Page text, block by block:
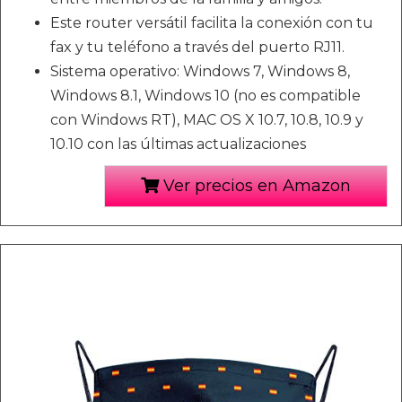
Este router versátil facilita la conexión con tu
fax y tu teléfono a través del puerto RJ11.
Sistema operativo: Windows 7, Windows 8,
Windows 8.1, Windows 10 (no es compatible
con Windows RT), MAC OS X 10.7, 10.8, 10.9 y
10.10 con las últimas actualizaciones
Ver precios en Amazon